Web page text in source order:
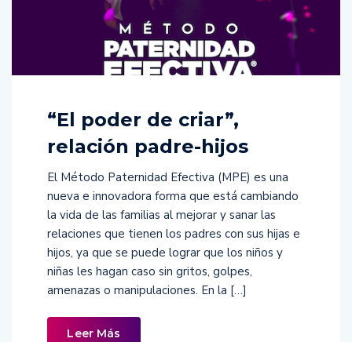
“El poder de criar”,
relación padre-hijos
El Método Paternidad Efectiva (MPE) es una
nueva e innovadora forma que está cambiando
la vida de las familias al mejorar y sanar las
relaciones que tienen los padres con sus hijas e
hijos, ya que se puede lograr que los niños y
niñas les hagan caso sin gritos, golpes,
amenazas o manipulaciones. En la […]
Leer Más